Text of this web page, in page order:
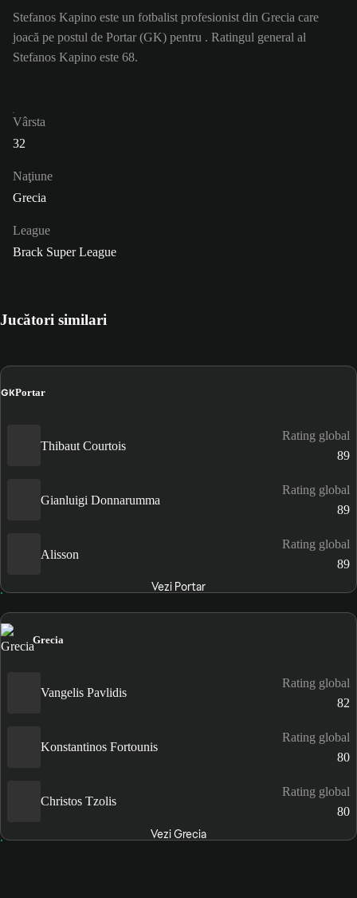
Stefanos Kapino este un fotbalist profesionist din Grecia care
joacă pe postul de Portar (GK) pentru . Ratingul general al
Stefanos Kapino este 68.
Vârsta
32
Naţiune
Grecia
League
Brack Super League
Jucători similari
GKPortar
Thibaut Courtois
Rating global
89
Gianluigi Donnarumma
Rating global
89
Alisson
Rating global
89
Vezi Portar
Grecia
Vangelis Pavlidis
Rating global
82
Konstantinos Fortounis
Rating global
80
Christos Tzolis
Rating global
80
Vezi Grecia